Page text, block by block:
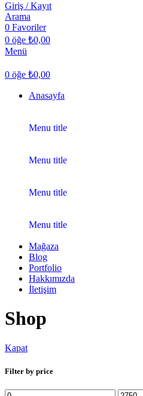
Giriş / Kayıt
Arama
0 Favoriler
0 öğe ₺0,00
Menü
0 öğe ₺0,00
Anasayfa
Menu title
Menu title
Menu title
Menu title
Mağaza
Blog
Portfolio
Hakkımızda
İletişim
Shop
Kapat
Filter by price